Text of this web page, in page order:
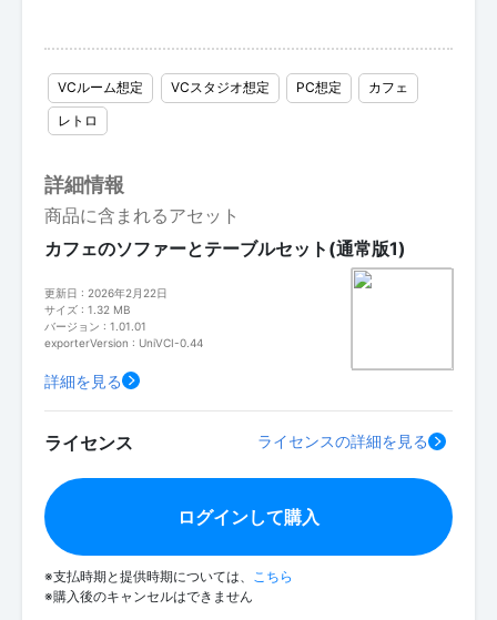
VCルーム想定 VCスタジオ想定 PC想定
カフェ
レトロ
詳細情報
商品に含まれるアセット
カフェのソファーとテーブルセット(通常版1)
更新日 : 2026年2月22日
サイズ : 1.32 MB
バージョン : 1.01.01
exporterVersion : UniVCI-0.44
詳細を見る
ライセンス ライセンスの詳細を見る
ログインして購入
※支払時期と提供時期については、 こちら
※購入後のキャンセルはできません